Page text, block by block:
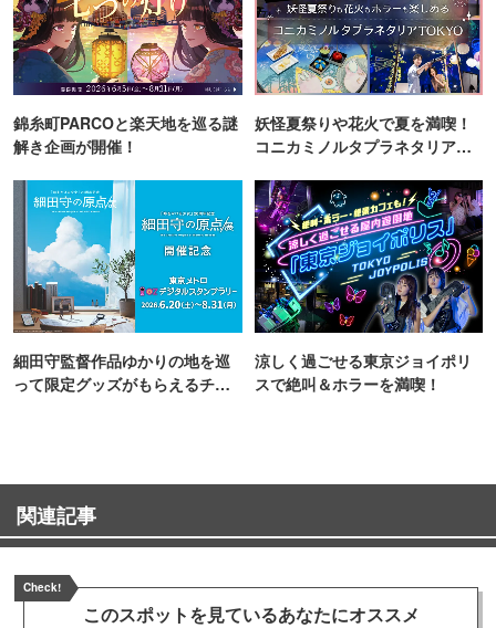
錦糸町PARCOと楽天地を巡る謎
解き企画が開催！
妖怪夏祭りや花火で夏を満喫！
コニカミノルタプラネタリア
細田守監督作品ゆかりの地を巡
って限定グッズがもらえるチャ
涼しく過ごせる東京ジョイポリ
スで絶叫＆ホラーを満喫！
関連記事
Check!
このスポットを見ているあなたにオススメ